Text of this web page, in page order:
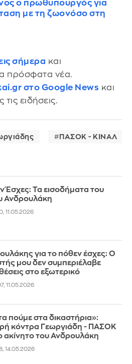
ο πρωθυπουργός για
με τη ζωονόσο στη
σήμερα και
πρόσφατα νέα.
στο Google News και
ειδήσεις.
ΠΑΣΟΚ - ΚΙΝΑΛ
Έσχες: Τα εισοδήματα του
Ανδρουλάκη
11.05.2026
για το πόθεν έσχες: Ο
μου δεν συμπεριέλαβε
στο εξωτερικό
11.05.2026
πούμε στα δικαστήρια»:
κόντρα Γεωργιάδη - ΠΑΣΟΚ
ακίνητο του Ανδρουλάκη
14.05.2026